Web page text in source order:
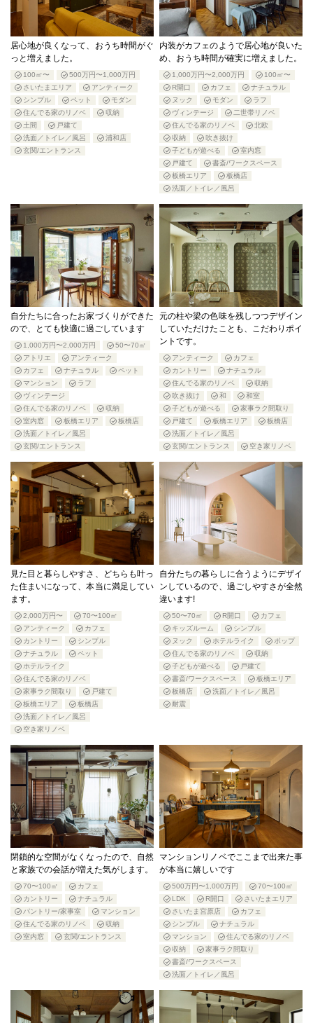
居心地が良くなって、おうち時間がぐ
っと増えました。
100㎡〜
500万円〜1,000万円
さいたまエリア
アンティーク
シンプル
ペット
モダン
住んでる家のリノベ
収納
土間
戸建て
洗面／トイレ／風呂
浦和店
玄関/エントランス
内装がカフェのようで居心地が良いた
め、おうち時間が確実に増えました。
1,000万円〜2,000万円
100㎡〜
R開口
カフェ
ナチュラル
ヌック
モダン
ラフ
ヴィンテージ
二世帯リノベ
住んでる家のリノベ
北欧
収納
吹き抜け
子どもが遊べる
室内窓
戸建て
書斎/ワークスペース
板橋エリア
板橋店
洗面／トイレ／風呂
自分たちに合ったお家づくりができた
ので、とても快適に過ごしています
1,000万円〜2,000万円
50〜70㎡
アトリエ
アンティーク
カフェ
ナチュラル
ペット
マンション
ラフ
ヴィンテージ
住んでる家のリノベ
収納
室内窓
板橋エリア
板橋店
洗面／トイレ／風呂
玄関/エントランス
元の柱や梁の色味を残しつつデザイン
していただけたことも、こだわりポイ
ントです。
アンティーク
カフェ
カントリー
ナチュラル
住んでる家のリノベ
収納
吹き抜け
和
和室
子どもが遊べる
家事ラク間取り
戸建て
板橋エリア
板橋店
洗面／トイレ／風呂
玄関/エントランス
空き家リノベ
見た目と暮らしやすさ、どちらも叶っ
た住まいになって、本当に満足してい
ます。
2,000万円〜
70〜100㎡
アンティーク
カフェ
カントリー
シンプル
ナチュラル
ペット
ホテルライク
住んでる家のリノベ
家事ラク間取り
戸建て
板橋エリア
板橋店
洗面／トイレ／風呂
空き家リノベ
自分たちの暮らしに合うようにデザイ
ンしているので、過ごしやすさが全然
違います!
50〜70㎡ R開口
カフェ
キッズルーム
シンプル
ヌック
ホテルライク
ポップ
住んでる家のリノベ
収納
子どもが遊べる
戸建て
書斎/ワークスペース
板橋エリア
板橋店
洗面／トイレ／風呂
耐震
閉鎖的な空間がなくなったので、自然
と家族での会話が増えた気がします。
70〜100㎡
カフェ
カントリー
ナチュラル
パントリー/家事室
マンション
住んでる家のリノベ
収納
室内窓
玄関/エントランス
マンションリノベでここまで出来た事
が本当に嬉しいです
500万円〜1,000万円
70〜100㎡
LDK
R開口
さいたまエリア
さいたま宮原店
カフェ
シンプル
ナチュラル
マンション
住んでる家のリノベ
収納
家事ラク間取り
書斎/ワークスペース
洗面／トイレ／風呂